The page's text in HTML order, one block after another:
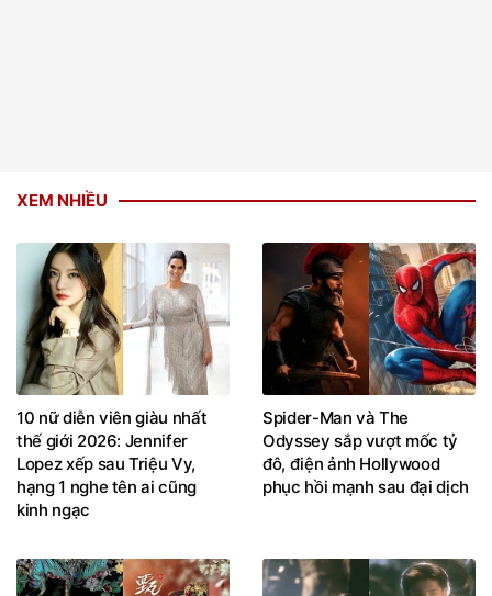
XEM NHIỀU
10 nữ diễn viên giàu nhất
thế giới 2026: Jennifer
Lopez xếp sau Triệu Vy,
hạng 1 nghe tên ai cũng
kinh ngạc
Spider-Man và The
Odyssey sắp vượt mốc tỷ
đô, điện ảnh Hollywood
phục hồi mạnh sau đại dịch